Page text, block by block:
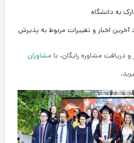
به دانشگاه
آخرین اخبار و تغییرات مربوط به پذیرش
دریافت مشاوره رایگان، با مشاوران